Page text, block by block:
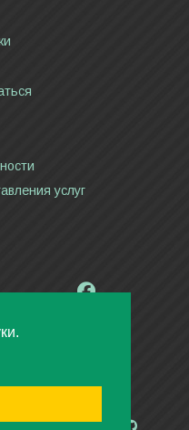
услуг
песен
Дмитрий Канн